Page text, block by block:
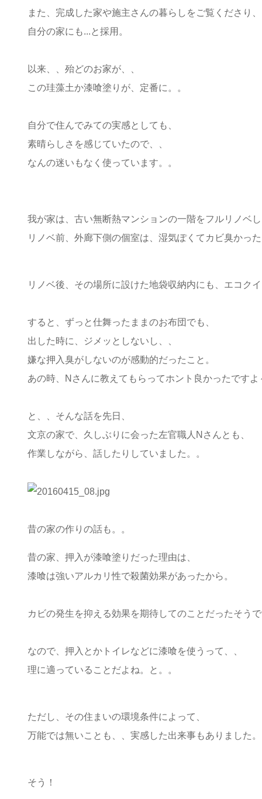
また、完成した家や施主さんの暮らしをご覧くださり、
自分の家にも...と採用。
以来、、殆どのお家が、、
この珪藻土か漆喰塗りが、定番に。。
自分で住んでみての実感としても、
素晴らしさを感じていたので、、
なんの迷いもなく使っています。。
我が家は、古い無断熱マンションの一階をフルリノベ
リノベ前、外廊下側の個室は、湿気ぽくてカビ臭かっ
リノベ後、その場所に設けた地袋収納内にも、エコク
すると、ずっと仕舞ったままのお布団でも、
出した時に、ジメッとしないし、、
嫌な押入臭がしないのが感動的だったこと。
あの時、Nさんに教えてもらってホント良かったですよ
と、、そんな話を先日、
文京の家で、久しぶりに会った左官職人Nさんとも、
作業しながら、話したりしていました。。
昔の家の作りの話も。。
昔の家、押入が漆喰塗りだった理由は、
漆喰は強いアルカリ性で殺菌効果があったから。
カビの発生を抑える効果を期待してのことだったそう
なので、押入とかトイレなどに漆喰を使うって、、
理に適っていることだよね。と。。
ただし、その住まいの環境条件によって、
万能では無いことも、、実感した出来事もありました。
そう！